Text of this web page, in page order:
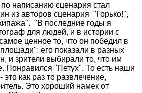
написанию сценария стал
из авторов сценария "Горько!",
"В последние годы я
для людей, и в истории с
ценное то, что он победил в
его показали в разных
и зрители выбирали то, что им
Понравился "Петух". То есть наши
как раз то развлечение,
Это хороший намек от